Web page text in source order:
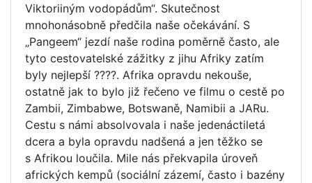
Viktoriiným vodopádům“. Skutečnost
mnohonásobně předčila naše očekávání. S
„Pangeem“ jezdí naše rodina poměrně často, ale
tyto cestovatelské zážitky z jihu Afriky zatím
byly nejlepší ????. Afrika opravdu nekouše,
ostatně jak to bylo již řečeno ve filmu o cestě po
Zambii, Zimbabwe, Botswaně, Namibii a JARu.
Cestu s námi absolvovala i naše jedenáctiletá
dcera a byla opravdu nadšená a jen těžko se
s Afrikou loučila. Mile nás překvapila úroveň
afrických kempů (sociální zázemí, často i bazény